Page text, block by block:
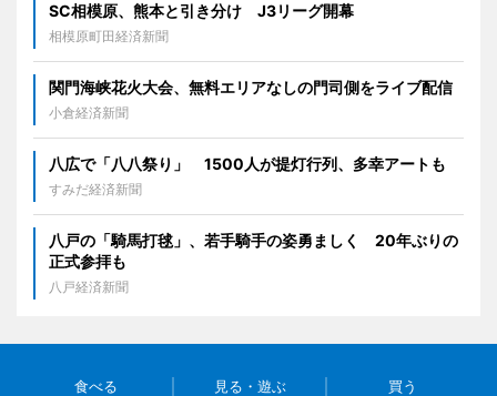
SC相模原、熊本と引き分け J3リーグ開幕
相模原町田経済新聞
関門海峡花火大会、無料エリアなしの門司側をライブ配信
小倉経済新聞
八広で「八八祭り」 1500人が提灯行列、多幸アートも
すみだ経済新聞
八戸の「騎馬打毬」、若手騎手の姿勇ましく 20年ぶりの
正式参拝も
八戸経済新聞
食べる 見る・遊ぶ 買う